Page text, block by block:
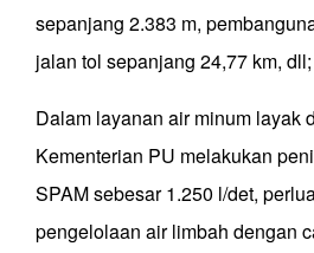
sepanjang 2.383 m,
jalan tol sepanjang 24,77 km, dll;
Dalam layanan air minum layak
Kementerian PU melakukan
SPAM sebesar 1.250 l/det,
pengelolaan air limbah dengan